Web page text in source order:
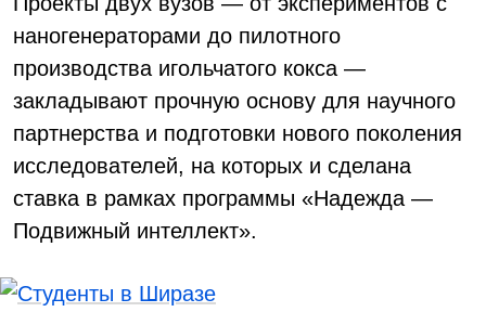
наногенераторами до пилотного
производства игольчатого кокса —
закладывают прочную основу для научного
партнерства и подготовки нового поколения
исследователей, на которых и сделана
ставка в рамках программы «Надежда —
Подвижный интеллект».